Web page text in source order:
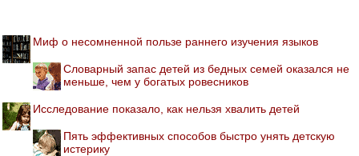
Миф о несомненной пользе раннего изучения языков
Словарный запас детей из бедных семей оказался не
меньше, чем у богатых ровесников
Исследование показало, как нельзя хвалить детей
Пять эффективных способов быстро унять детскую
истерику